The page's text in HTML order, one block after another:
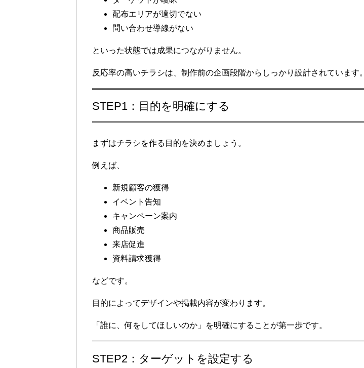
配布エリアが適切でない
問い合わせ導線がない
といった状態では成果につながりません。
反応率の高いチラシは、制作前の企画段階からしっかり設計されています。
STEP1：目的を明確にする
まずはチラシを作る目的を決めましょう。
例えば、
新規顧客の獲得
イベント告知
キャンペーン案内
商品販売
来店促進
資料請求獲得
などです。
目的によってデザインや掲載内容が変わります。
「誰に、何をしてほしいのか」を明確にすることが第一歩です。
STEP2：ターゲットを設定する